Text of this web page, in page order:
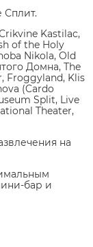
Сплит.
Kastilac,
of the Holy
Nikola, Old
Домна, The
Froggyland, Klis
(Cardo
Split, Live
Theater,
на
бар и